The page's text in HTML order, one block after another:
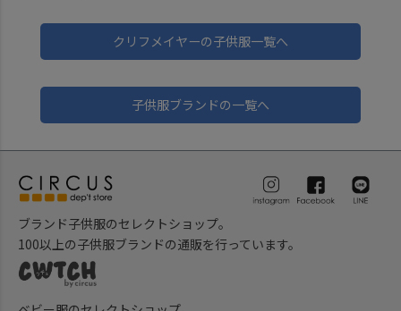
クリフメイヤーの子供服一覧へ
子供服ブランドの一覧へ
ブランド子供服のセレクトショップ。
100以上の子供服ブランドの通販を行っています。